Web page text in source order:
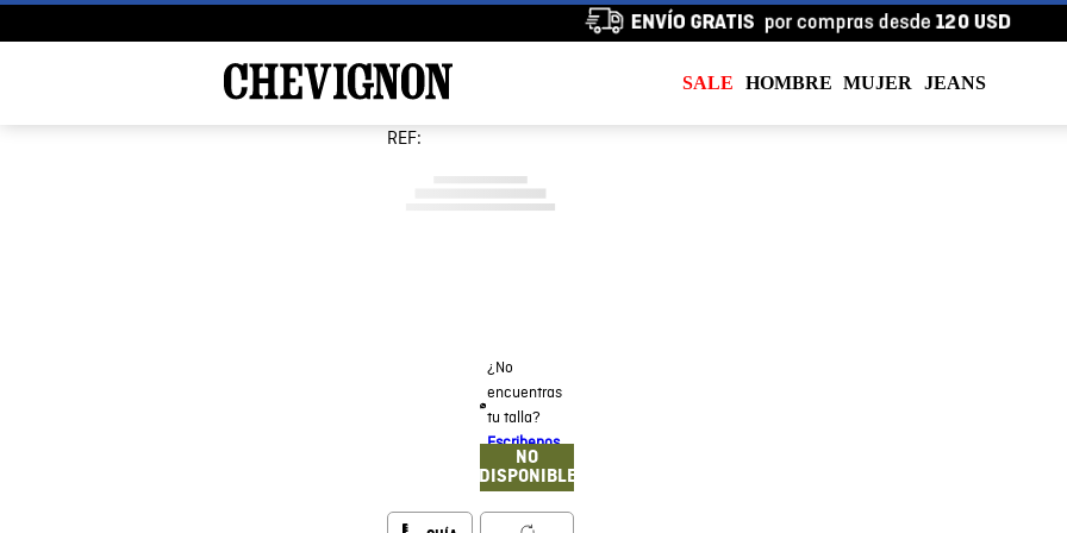
SALE HOMBRE MUJER JEANS
REF:
¿No
encuentras
tu talla?
Escribenos
NO
DISPONIBLE